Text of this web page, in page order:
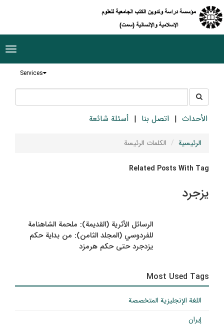
Services
جستجو
در
سایتالأحداث اتصل بنا أسئلة شائعة
الرئيسية الکلمات الرئيسة
Related Posts With Tag
يزجرد
الرسائل الأثرية (القديمة): ملحمة الشاهنامة
للفردوسي (المجلد الثامن): من بداية حكم
يزدجرد حتى حكم هرمزد
Most Used Tags
اللغة الإنجليزية المتخصصة
إيران